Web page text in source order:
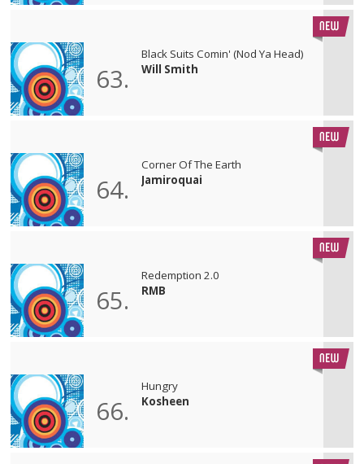
63.
Black Suits Comin' (Nod Ya Head)
Will Smith
64.
Corner Of The Earth
Jamiroquai
65.
Redemption 2.0
RMB
66.
Hungry
Kosheen